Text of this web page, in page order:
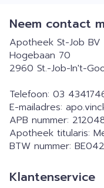
Neem contact
Apotheek St-Job BV
Hogebaan 70
2960 St.-Job-In't-
Telefoon: 03
E-mailadres:
APB nummer:
Apotheek titularis:
BTW nummer:
Klantenservice